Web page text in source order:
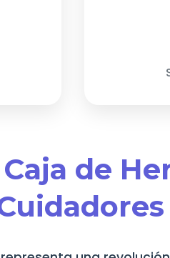
de